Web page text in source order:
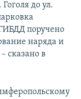
до ул.
поручено
наряда и
сказано в